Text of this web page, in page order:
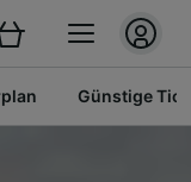
Günstige